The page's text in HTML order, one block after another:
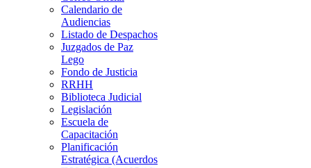
Calendario de
Audiencias
Listado de Despachos
Juzgados de Paz
Lego
Fondo de Justicia
RRHH
Biblioteca Judicial
Legislación
Escuela de
Capacitación
Planificación
Estratégica (Acuerdos